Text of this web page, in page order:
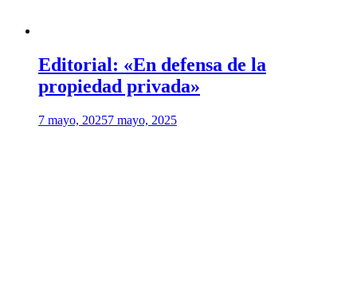
Editorial: «En defensa de la
propiedad privada»
7 mayo, 20257 mayo, 2025